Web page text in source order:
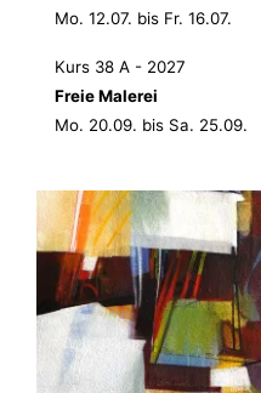
Mo. 12.07. bis Fr. 16.07.
Kurs 38 A - 2027
Freie Malerei
Mo. 20.09. bis Sa. 25.09.